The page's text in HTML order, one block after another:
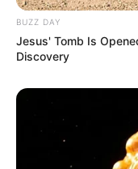
BUZZ DAY
Jesus' Tomb Is
Discovery